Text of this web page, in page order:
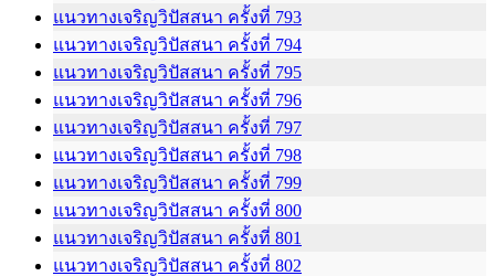
แนวทางเจริญวิปัสสนา ครั้งที่ 793
แนวทางเจริญวิปัสสนา ครั้งที่ 794
แนวทางเจริญวิปัสสนา ครั้งที่ 795
แนวทางเจริญวิปัสสนา ครั้งที่ 796
แนวทางเจริญวิปัสสนา ครั้งที่ 797
แนวทางเจริญวิปัสสนา ครั้งที่ 798
แนวทางเจริญวิปัสสนา ครั้งที่ 799
แนวทางเจริญวิปัสสนา ครั้งที่ 800
แนวทางเจริญวิปัสสนา ครั้งที่ 801
แนวทางเจริญวิปัสสนา ครั้งที่ 802